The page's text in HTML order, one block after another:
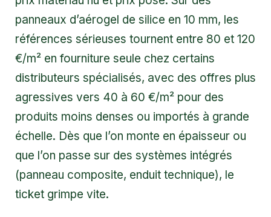
panneaux d’aérogel de silice en 10 mm, les
références sérieuses tournent entre 80 et 120
€/m² en fourniture seule chez certains
distributeurs spécialisés, avec des offres plus
agressives vers 40 à 60 €/m² pour des
produits moins denses ou importés à grande
échelle. Dès que l’on monte en épaisseur ou
que l’on passe sur des systèmes intégrés
(panneau composite, enduit technique), le
ticket grimpe vite.